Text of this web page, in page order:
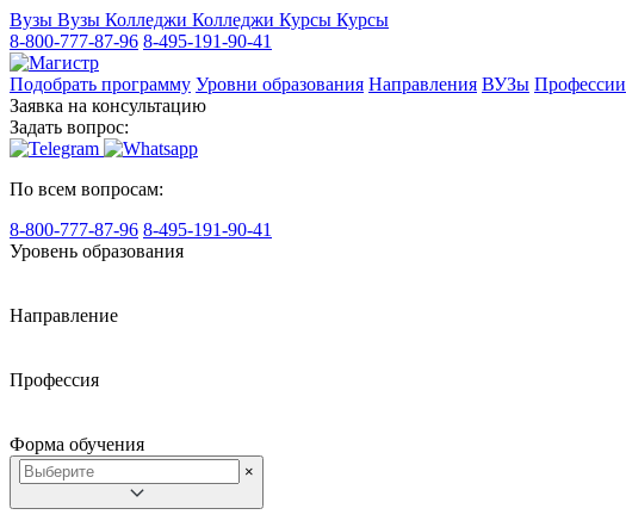
Вузы Вузы Колледжи Колледжи Курсы Курсы
8-800-777-87-96 8-495-191-90-41
Подобрать программу Уровни образования Направления ВУЗы Профессии
Заявка на консультацию
Задать вопрос:
По всем вопросам:
8-800-777-87-96 8-495-191-90-41
Уровень образования
Направление
Профессия
Форма обучения
×